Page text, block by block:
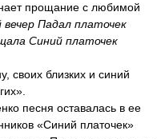
прощание с любимой
Падал платочек
Синий платочек
своих близких и синий
песня оставалась в ее
«Синий платочек»